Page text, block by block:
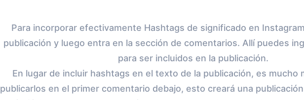
Para incorporar efectivamente Hashtags de significado en
publicación y luego entra en la sección de comentarios. Allí puedes
para ser incluidos en la publicación.
En lugar de incluir hashtags en el texto de la publicación, es mucho
publicarlos en el primer comentario debajo, esto creará una